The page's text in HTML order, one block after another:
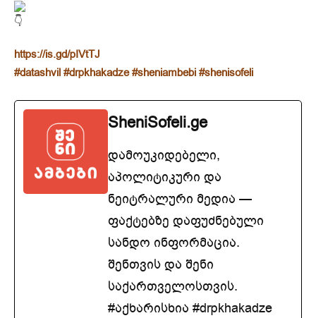
https://is.gd/pIVtTJ
#datashvil #drpkhakadze #sheniambebi #shenisofeli
SheniSofeli.ge
დამოუკიდებელი,
აპოლიტიკური და
ნეიტრალური მედია —
ფაქტებზე დაფუძნებული
სანდო ინფორმაცია.
შენთვის და შენი
საქართველოსთვის.
#აქხარისხია #drpkhakadze